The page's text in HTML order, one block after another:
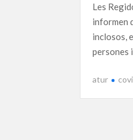
Les
informen
inclosos,
persones
atur